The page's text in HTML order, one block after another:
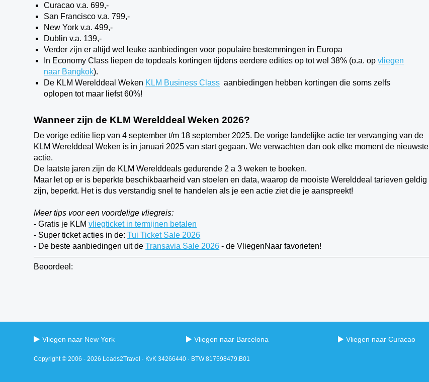
Curacao v.a. 699,-
San Francisco v.a. 799,-
New York v.a. 499,-
Dublin v.a. 139,-
Verder zijn er altijd wel leuke aanbiedingen voor populaire bestemmingen in Europa
In Economy Class liepen de topdeals kortingen tijdens eerdere edities op tot wel 38% (o.a. opvliegen
naar Bangkok).
De KLM Werelddeal Weken KLM Business Class aanbiedingen hebben kortingen die soms zelfs
oplopen tot maar liefst 60%!
Wanneer zijn de KLM Werelddeal Weken 2026?
De vorige editie liep van 4 september t/m 18 september 2025. De vorige landelijke actie ter vervanging van de
KLM Werelddeal Weken is in januari 2025 van start gegaan. We verwachten dan ook elke moment de nieuwste
actie.
De laatste jaren zijn de KLM Werelddeals gedurende 2 a 3 weken te boeken.
Maar let op er is beperkte beschikbaarheid van stoelen en data, waarop de mooiste Werelddeal tarieven geldig
zijn, beperkt. Het is dus verstandig snel te handelen als je een actie ziet die je aanspreekt!
Meer tips voor een voordelige vliegreis:
- Gratis je KLMvliegticket in termijnen betalen
- Super ticket acties in de:Tui Ticket Sale 2026
- De beste aanbiedingen uit deTransavia Sale 2026 - de VliegenNaar favorieten!
Beoordeel:
Vliegen naar New York Vliegen naar Barcelona Vliegen naar Curacao
Copyright © 2006 - 2026 Leads2Travel · KvK 34266440 · BTW 817598479.B01